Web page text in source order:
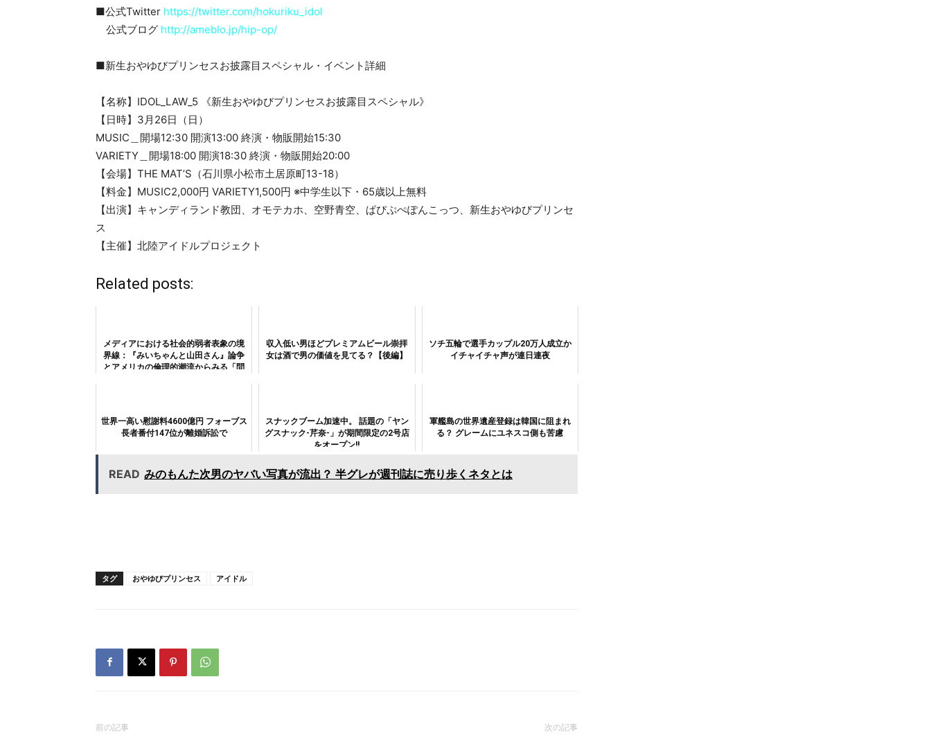
■公式Twitter https://twitter.com/hokuriku_idol
公式ブログ http://ameblo.jp/hip-op/
■新生おやゆびプリンセスお披露目スペシャル・イベント詳細
【名称】IDOL_LAW_5 《新生おやゆびプリンセスお披露目スペシャル》
【日時】3月26日（日）
MUSIC＿開場12:30 開演13:00 終演・物販開始15:30
VARIETY＿開場18:00 開演18:30 終演・物販開始20:00
【会場】THE MAT’S（石川県小松市土居原町13-18）
【料金】MUSIC2,000円 VARIETY1,500円 ※中学生以下・65歳以上無料
【出演】キャンディランド教団、オモテカホ、空野青空、ぱぴぷぺぽんこっつ、新生おやゆびプリンセ
ス
【主催】北陸アイドルプロジェクト
Related posts:
メディアにおける社会的弱者表象の境
界線：『みいちゃんと山田さん』論争
とアメリカの倫理的潮流からみる「問
収入低い男ほどプレミアムビール崇拝
女は酒で男の価値を見てる？【後編】
ソチ五輪で選手カップル20万人成立か
イチャイチャ声が連日連夜
世界一高い慰謝料4600億円 フォーブス
長者番付147位が離婚訴訟で
スナックブーム加速中。 話題の「ヤン
グスナック-芹奈-」が期間限定の2号店
をオープン!!
軍艦島の世界遺産登録は韓国に阻まれ
る？ グレームにユネスコ側も苦慮
READ みのもんた次男のヤバい写真が流出？ 半グレが週刊誌に売り歩くネタとは
タグ おやゆびプリンセス アイドル
前の記事 次の記事